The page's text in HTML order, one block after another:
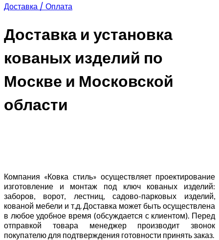
Доставка / Оплата
Доставка и установка
кованых изделий по
Москве и Московской
области
Компания «Ковка стиль» осуществляет проектирование
изготовление и монтаж под ключ кованых изделий:
заборов, ворот, лестниц, садово-парковых изделий,
кованой мебели и т.д. Доставка может быть осуществлена
в любое удобное время (обсуждается с клиентом). Перед
отправкой товара менеджер производит звонок
покупателю для подтверждения готовности принять заказ.